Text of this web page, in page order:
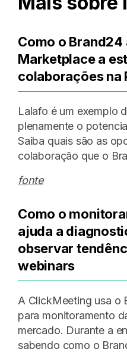
Como o
Marketplace a
colaborações na
Lalafo é um exemplo
plenamente o
Saiba quais são as
colaboração que o
fonte
Como o
ajuda a
observar
webinars
A ClickMeeting usa o
para monitoramento
mercado. Durante a
sabendo como o